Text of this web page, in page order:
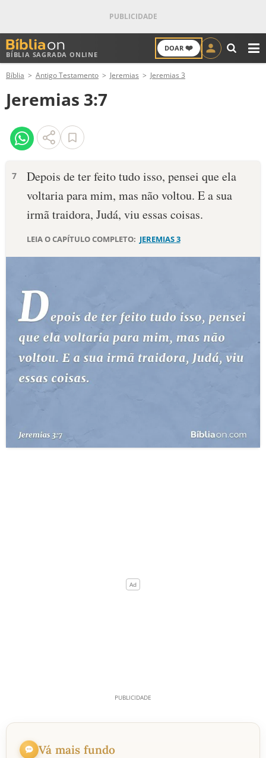
BÍBLIA SAGRADA ONLINE
DOAR ❤️
ANTIGO TESTAMENTO
NOVO TESTAMENTO
VERSÍCULOS
PALAVRA DO DIA
DEVOCIONAL DIÁRIO
10 MANDAMENTOS
ESTUDOS BÍBLICOS
ESBOÇOS DE PREGAÇÃO
TEMAS
TERMO BÍBLICO
Bíblia Antigo Testamento Jeremias Jeremias 3
Jeremias 3:7
7
Depois de ter feito tudo isso, pensei que ela
voltaria para mim, mas não vol­tou. E a sua
irmã traidora, Judá, viu essas coi­sas.
LEIA O CAPÍTULO COMPLETO: JEREMIAS 3
Vá mais fundo